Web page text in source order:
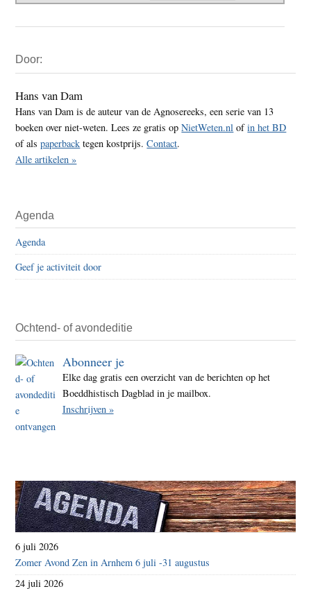
Sidebar
Door:
Hans van Dam
Hans van Dam is de auteur van de Agnosereeks, een serie van 13
boeken over niet-weten. Lees ze gratis opNietWeten.nl ofin het BD
of alspaperback tegen kostprijs.Contact.
Alle artikelen »
Agenda
Agenda
Geef je activiteit door
Ochtend- of avondeditie
Abonneer je
Elke dag gratis een overzicht van de berichten op het
Boeddhistisch Dagblad in je mailbox.
Inschrijven »
6 juli 2026
Zomer Avond Zen in Arnhem 6 juli -31 augustus
24 juli 2026